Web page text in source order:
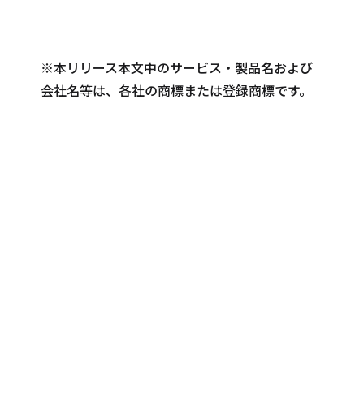
※本リリース本文中のサービス・製品名および
会社名等は、各社の商標または登録商標です。